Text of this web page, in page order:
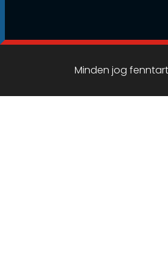
Minden jog